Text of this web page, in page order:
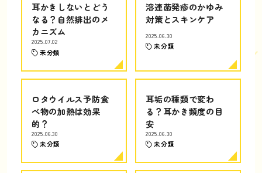
耳かきしないとどう
なる？自然排出のメ
カニズム
2025.07.02
未分類
溶連菌発疹のかゆみ
対策とスキンケア
2025.06.30
未分類
ロタウイルス予防食
べ物の加熱は効果
的？
2025.06.30
未分類
耳垢の種類で変わ
る？耳かき頻度の目
安
2025.06.30
未分類